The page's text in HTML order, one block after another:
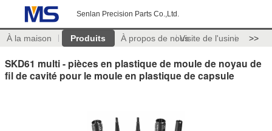
Senlan Precision Parts Co.,Ltd.
À la maison Produits À propos de nousVisite de l'usine >>
SKD61 multi - pièces en plastique de moule de noyau de
fil de cavité pour le moule en plastique de capsule